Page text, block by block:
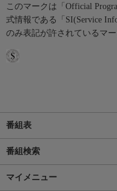
このマークは「Official
式情報である「SI(Service
のみ表記が許されているマー
番組表
番組検索
マイメニュー